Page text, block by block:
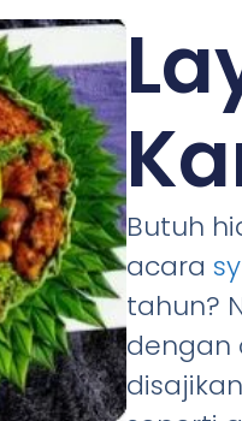
Butuh
acara
tahun?
dengan